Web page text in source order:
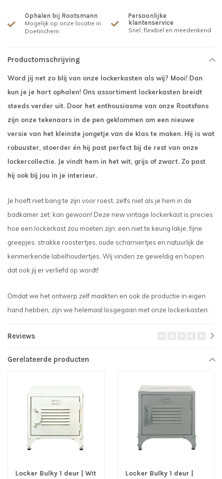
Ophalen bij Rootsmann
Mogelijk op onze locatie in
Doetinchem
Persoonlijke
klantenservice
Snel, flexibel en meedenkend
Productomschrijving
Word jij net zo blij van onze lockerkasten als wij? Mooi! Dan
kun je je hart ophalen! Ons assortiment lockerkasten breidt
steeds verder uit. Door het enthousiasme van onze Rootsfans
zijn onze tekenaars in de pen geklommen om een nieuwe
versie van het kleinste jongetje van de klas te maken. Hij is wat
robuuster, stoerder én hij past perfect bij de rest van onze
lockercollectie. Je vindt hem in het wit, grijs of zwart. Zo past
hij ook bij jou in je interieur.
Je hoeft niet bang te zijn voor roest, zelfs niet als je hem in de
badkamer zet; kan gewoon! Deze new vintage lockerkast is precies
hoe een lockerkast zou moeten zijn: een niet te keurig lakje, fijne
greepjes, strakke roostertjes, oude scharniertjes en natuurlijk de
kenmerkende labelhoudertjes. Wij vinden ze geweldig en hopen
dat ook jij er verliefd op wordt!
Omdat we het ontwerp zelf maakten en ook de productie in eigen
hand hebben, zijn we helemaal losgegaan met onze lockerkasten.
Reviews
Gerelateerde producten
Locker Bulky 1 deur | Wit Locker Bulky 1 deur |